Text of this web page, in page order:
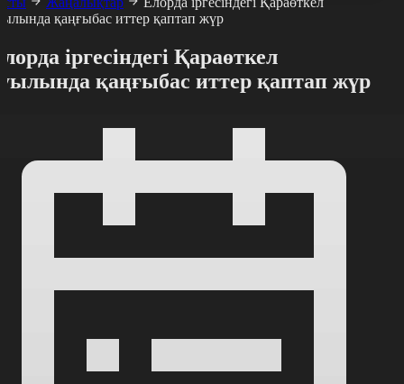
қаңғыбас иттер қаптап жүр
іргесіндегі Қараөткел
қаңғыбас иттер қаптап жүр